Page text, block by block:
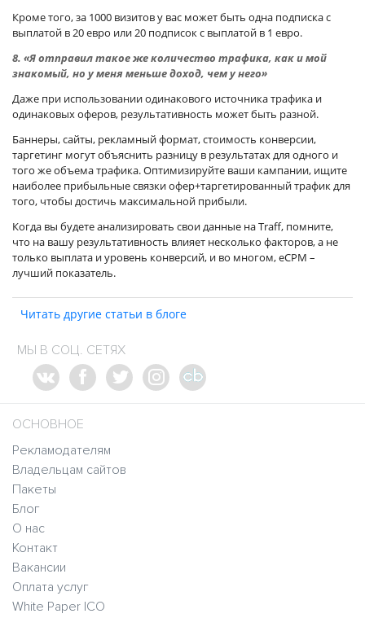
Кроме того, за 1000 визитов у вас может быть одна подписка с
выплатой в 20 евро или 20 подписок с выплатой в 1 евро.
8. «Я отправил такое же количество трафика, как и мой
знакомый, но у меня меньше доход, чем у него»
Даже при использовании одинакового источника трафика и
одинаковых оферов, результативность может быть разной.
Баннеры, сайты, рекламный формат, стоимость конверсии,
таргетинг могут объяснить разницу в результатах для одного и
того же объема трафика. Оптимизируйте ваши кампании, ищите
наиболее прибыльные связки офер+таргетированный трафик для
того, чтобы достичь максимальной прибыли.
Когда вы будете анализировать свои данные на Traff, помните,
что на вашу результативность влияет несколько факторов, а не
только выплата и уровень конверсий, и во многом, eCPM –
лучший показатель.
Читать другие статьи в блоге
МЫ В СОЦ. СЕТЯХ
ОСНОВНОЕ
Рекламодателям
Владельцам сайтов
Пакеты
Блог
О нас
Контакт
Вакансии
Оплата услуг
White Paper ICO